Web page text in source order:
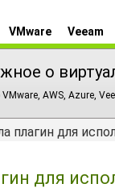
VMware Veeam
о
AWS, Azure,
плагин для
для